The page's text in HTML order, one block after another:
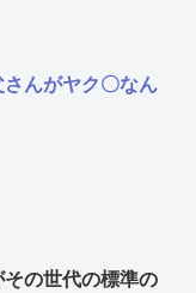
んがヤク〇なん
その世代の標準の